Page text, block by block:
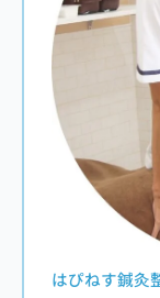
はぴねす鍼